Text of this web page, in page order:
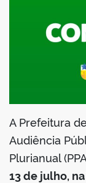
A Prefeitura
Audiência
Plurianual
13 de julho,